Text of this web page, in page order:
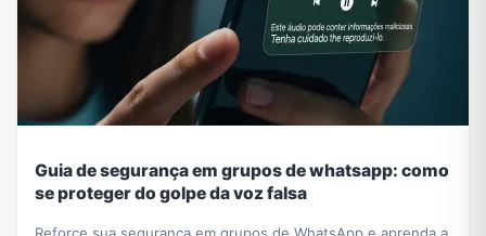
Guia de segurança em grupos de whatsapp: como
se proteger do golpe da voz falsa